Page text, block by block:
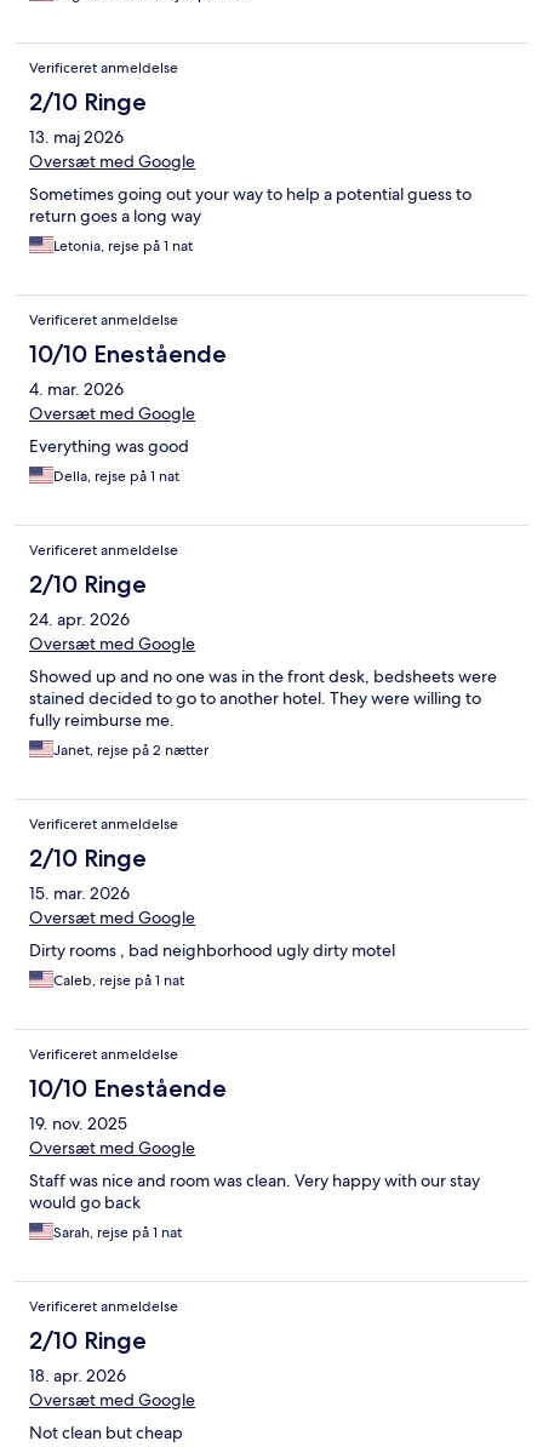
Verificeret anmeldelse
2/10 Ringe
13. maj 2026
Oversæt med Google
Sometimes going out your way to help a potential guess to
return goes a long way
Letonia, rejse på 1 nat
Verificeret anmeldelse
10/10 Enestående
4. mar. 2026
Oversæt med Google
Everything was good
Della, rejse på 1 nat
Verificeret anmeldelse
2/10 Ringe
24. apr. 2026
Oversæt med Google
Showed up and no one was in the front desk, bedsheets were
stained decided to go to another hotel. They were willing to
fully reimburse me.
Janet, rejse på 2 nætter
Verificeret anmeldelse
2/10 Ringe
15. mar. 2026
Oversæt med Google
Dirty rooms , bad neighborhood ugly dirty motel
Caleb, rejse på 1 nat
Verificeret anmeldelse
10/10 Enestående
19. nov. 2025
Oversæt med Google
Staff was nice and room was clean. Very happy with our stay
would go back
Sarah, rejse på 1 nat
Verificeret anmeldelse
2/10 Ringe
18. apr. 2026
Oversæt med Google
Not clean but cheap